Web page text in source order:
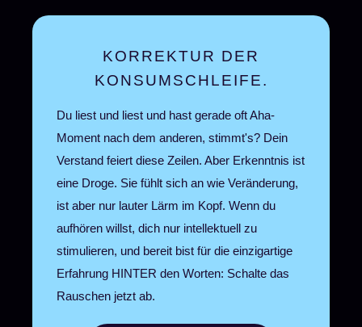
KORREKTUR DER
KONSUMSCHLEIFE.
Du liest und liest und hast gerade oft Aha-
Moment nach dem anderen, stimmt's? Dein
Verstand feiert diese Zeilen. Aber Erkenntnis ist
eine Droge. Sie fühlt sich an wie Veränderung,
ist aber nur lauter Lärm im Kopf. Wenn du
aufhören willst, dich nur intellektuell zu
stimulieren, und bereit bist für die einzigartige
Erfahrung HINTER den Worten: Schalte das
Rauschen jetzt ab.